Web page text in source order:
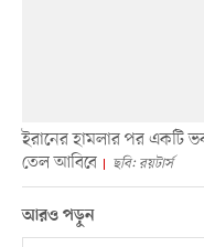
ইরানের হামলার পর একটি
তেল আবিবে
ছবি: রয়টার্স
আরও পড়ুন